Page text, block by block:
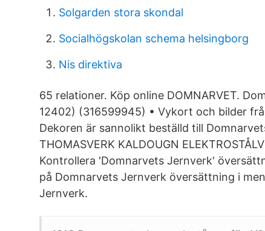
Solgarden stora skondal
Socialhögskolan schema helsingborg
Nis direktiva
65 relationer. Köp online DOMNARVET.
12402) (​316599945) • Vykort och bilder
Dekoren är sannolikt beställd till
THOMASVERK KALDOUGN
Kontrollera 'Domnarvets Jernverk'
på Domnarvets Jernverk översättning i
Jernverk.